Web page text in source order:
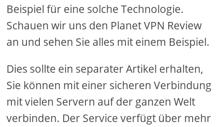
Beispiel für eine solche Technologie.
Schauen wir uns den Planet VPN Review
an und sehen Sie alles mit einem Beispiel.
Dies sollte ein separater Artikel erhalten,
Sie können mit einer sicheren Verbindung
mit vielen Servern auf der ganzen Welt
verbinden. Der Service verfügt über mehr